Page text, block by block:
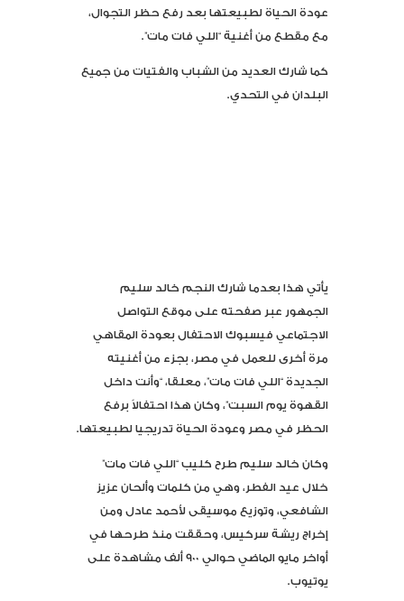
عودة الحياة لطبيعتها بعد رفع حظر التجوال،
مع مقطع من أغنية “اللي فات مات”.
كما شارك العديد من الشباب والفتيات من جميع
البلدان في التحدي.
يأتي هذا بعدما شارك النجم خالد سليم
الجمهور عبر صفحته على موقع التواصل
الاجتماعي فيسبوك الاحتفال بعودة المقاهي
مرة أخرى للعمل في مصر، بجزء من أغنيته
الجديدة “اللي فات مات”، معلقا، “وأنت داخل
القهوة يوم السبت”، وكان هذا احتفالاً برفع
الحظر في مصر وعودة الحياة تدريجيا لطبيعتها.
وكان خالد سليم طرح كليب “اللي فات مات”
خلال عيد الفطر، وهي من كلمات وألحان عزيز
الشافعي، وتوزيع موسيقى لأحمد عادل ومن
إخراج ريشة سركيس، وحققت منذ طرحها في
أواخر مايو الماضي حوالي 900 ألف مشاهدة على
يوتيوب.